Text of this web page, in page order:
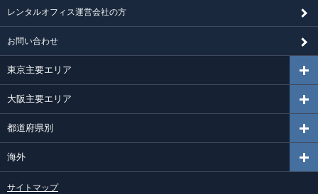
レンタルオフィス運営会社の方
お問い合わせ
東京主要エリア
大阪主要エリア
都道府県別
海外
サイトマップ